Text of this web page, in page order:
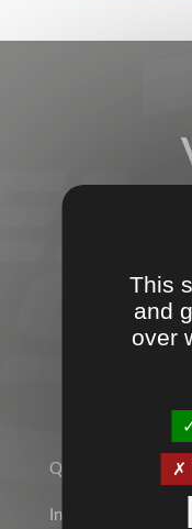
Qui sommes-nous ?
Indépendant ?
This
and
over